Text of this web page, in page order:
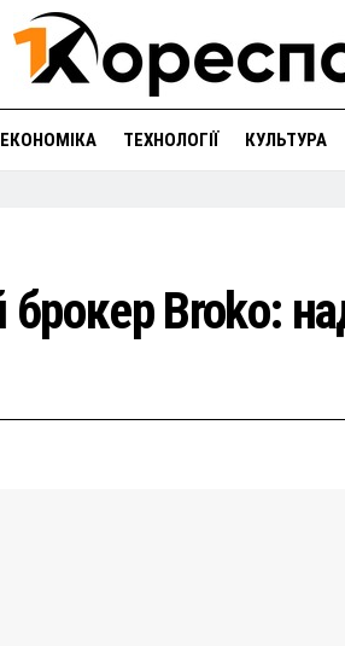
ЕКОНОМІКА ТЕХНОЛОГІЇ КУЛЬТУРА
Broko: